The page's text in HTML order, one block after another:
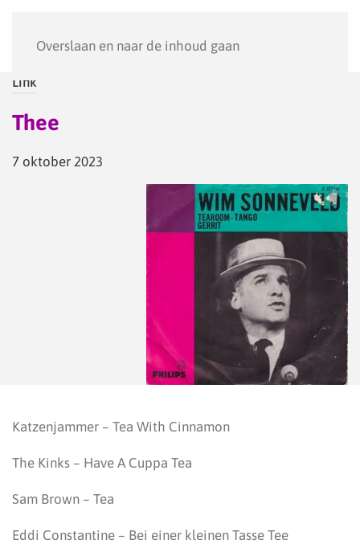
Overslaan en naar de inhoud gaan
Link
Thee
7 oktober 2023
Katzenjammer – Tea With Cinnamon
The Kinks – Have A Cuppa Tea
Sam Brown – Tea
Eddi Constantine – Bei einer kleinen Tasse Tee